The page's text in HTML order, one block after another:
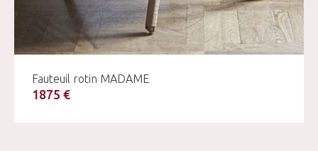
Fauteuil rotin MADAME
1875 €